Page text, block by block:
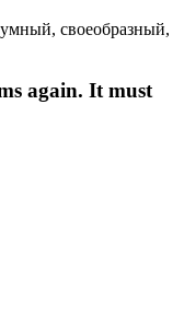
again. It must